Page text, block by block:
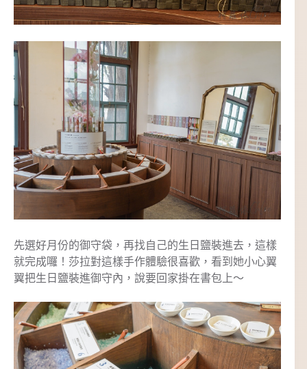
先選好月份的御守袋，再找自己的生日鹽裝進去，這樣
就完成囉！莎拉對這樣手作體驗很喜歡，看到她小心翼
翼把生日鹽裝進御守內，說要回家掛在書包上～